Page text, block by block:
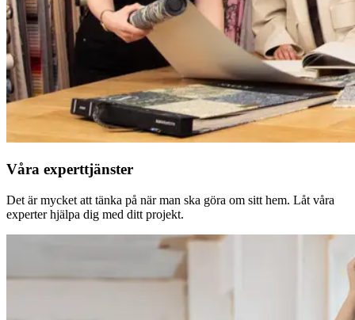
Våra experttjänster
Det är mycket att tänka på när man ska göra om sitt hem. Låt våra
experter hjälpa dig med ditt projekt.